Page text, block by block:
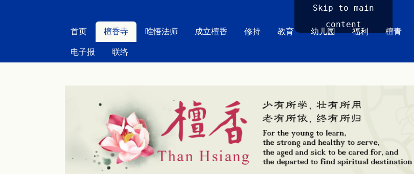
Skip to main
content
首页 檀香寺 唯悟法师 成立檀香 修持 教育 幼儿园 福利 檀青
电子报 联络